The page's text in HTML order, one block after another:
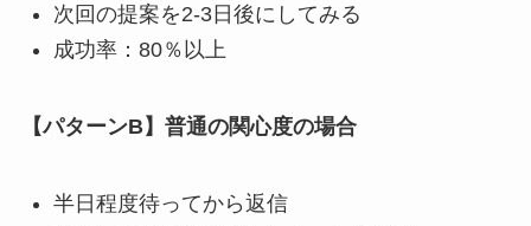
次回の提案を2-3日後にしてみる
成功率：80％以上
【パターンB】普通の関心度の場合
半日程度待ってから返信